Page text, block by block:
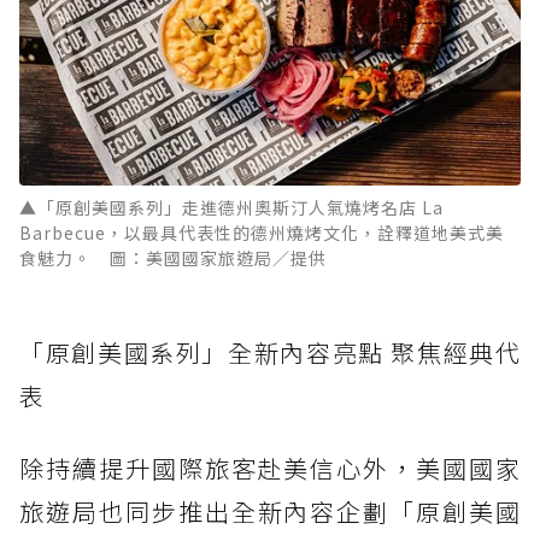
▲「原創美國系列」走進德州奧斯汀人氣燒烤名店 La
Barbecue，以最具代表性的德州燒烤文化，詮釋道地美式美
食魅力。 圖：美國國家旅遊局／提供
「原創美國系列」全新內容亮點 聚焦經典代
表
除持續提升國際旅客赴美信心外，美國國家
旅遊局也同步推出全新內容企劃「原創美國